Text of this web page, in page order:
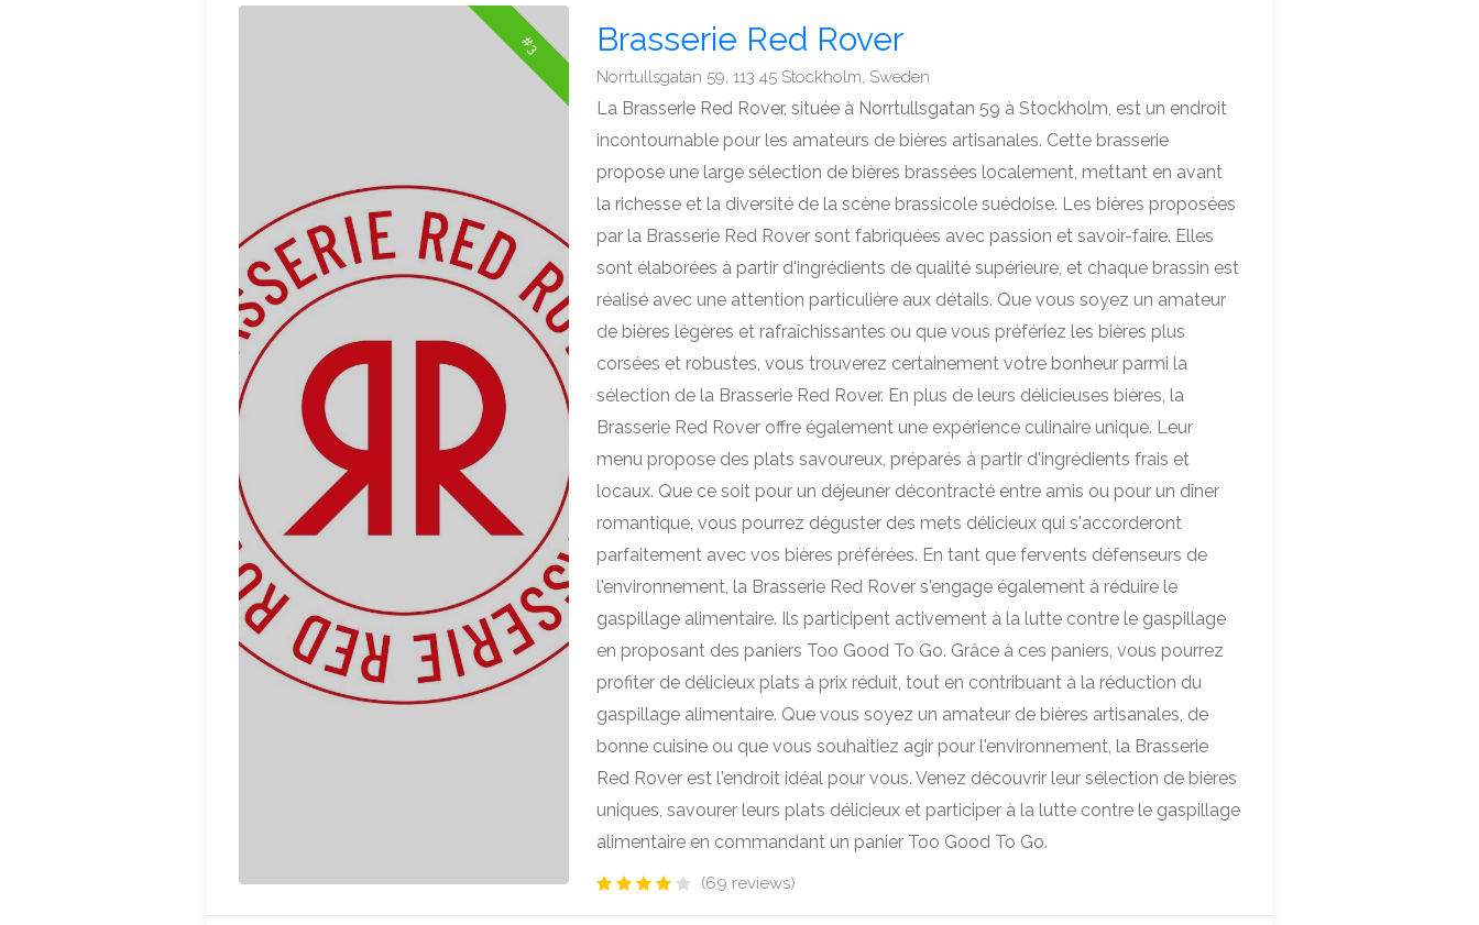
#3 Brasserie Red Rover
Norrtullsgatan 59, 113 45 Stockholm, Sweden
La Brasserie Red Rover, située à Norrtullsgatan 59 à Stockholm, est un endroit
incontournable pour les amateurs de bières artisanales. Cette brasserie
propose une large sélection de bières brassées localement, mettant en avant
la richesse et la diversité de la scène brassicole suédoise. Les bières proposées
par la Brasserie Red Rover sont fabriquées avec passion et savoir-faire. Elles
sont élaborées à partir d'ingrédients de qualité supérieure, et chaque brassin est
réalisé avec une attention particulière aux détails. Que vous soyez un amateur
de bières légères et rafraîchissantes ou que vous préfériez les bières plus
corsées et robustes, vous trouverez certainement votre bonheur parmi la
sélection de la Brasserie Red Rover. En plus de leurs délicieuses bières, la
Brasserie Red Rover offre également une expérience culinaire unique. Leur
menu propose des plats savoureux, préparés à partir d'ingrédients frais et
locaux. Que ce soit pour un déjeuner décontracté entre amis ou pour un dîner
romantique, vous pourrez déguster des mets délicieux qui s'accorderont
parfaitement avec vos bières préférées. En tant que fervents défenseurs de
l'environnement, la Brasserie Red Rover s'engage également à réduire le
gaspillage alimentaire. Ils participent activement à la lutte contre le gaspillage
en proposant des paniers Too Good To Go. Grâce à ces paniers, vous pourrez
profiter de délicieux plats à prix réduit, tout en contribuant à la réduction du
gaspillage alimentaire. Que vous soyez un amateur de bières artisanales, de
bonne cuisine ou que vous souhaitiez agir pour l'environnement, la Brasserie
Red Rover est l'endroit idéal pour vous. Venez découvrir leur sélection de bières
uniques, savourer leurs plats délicieux et participer à la lutte contre le gaspillage
alimentaire en commandant un panier Too Good To Go.
(69 reviews)